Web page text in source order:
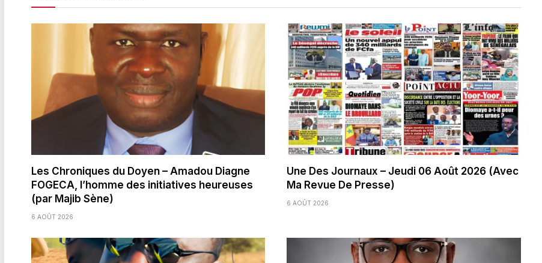
Les Chroniques du Doyen – Amadou Diagne
FOGECA, l’homme des initiatives heureuses
(par Majib Sène)
6 AOÛT 2026
Une Des Journaux – Jeudi 06 Août 2026 (Avec
Ma Revue De Presse)
6 AOÛT 2026